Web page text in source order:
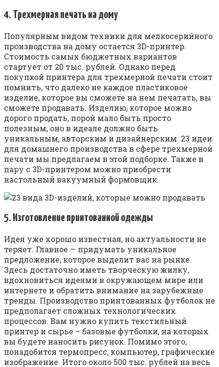
4. Трехмерная печать на дому
Популярным видом техники для мелкосерийного
производства на дому остается 3D-принтер.
Стоимость самых бюджетных вариантов
стартует от 20 тыс. рублей. Однако перед
покупкой принтера для трехмерной печати стоит
помнить, что далеко не каждое пластиковое
изделие, которое вы сможете на нем печатать, вы
сможете продавать. Изделию, которое можно
дорого продать, порой мало быть просто
полезным, оно в идеале должно быть
уникальным, авторским и дизайнерским. 23 идеи
для домашнего производства в сфере трехмерной
печати мы предлагаем в этой подборке. Также в
пару с 3D-принтером можно приобрести
настольный вакуумный формовщик.
5. Изготовление принтованной одежды
Идея уже хорошо известная, но актуальности не
теряет. Главное — придумать уникальное
предложение, которое выделит вас на рынке.
Здесь достаточно иметь творческую жилку,
вдохновиться идеями в окружающем мире или
интернете и обратить внимание на зарубежные
тренды. Производство принтованных футболок не
предполагает сложных технологических
процессов. Вам нужно купить текстильный
принтер и сырье – базовые футболки, на которых
вы будете наносить рисунок. Помимо этого,
понадобится термопресс, компьютер, графические
изображение. Итого около 500 тыс. рублей на весь